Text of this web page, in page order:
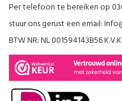
Per telefoon te bereiken op
stuur ons gerust een email:
BTW NR: NL 001594143B56